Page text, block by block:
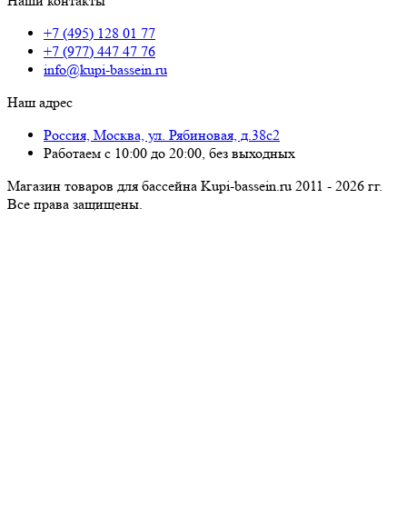
+7 (495) 128 01 77
+7 (977) 447 47 76
info@kupi-bassein.ru
Наш адрес
Россия, Москва, ул. Рябиновая, д.38с2
Работаем с 10:00 до 20:00, без выходных
Магазин товаров для бассейна Kupi-bassein.ru 2011 - 2026 гг.
Все пра­ва за­щи­ще­ны.